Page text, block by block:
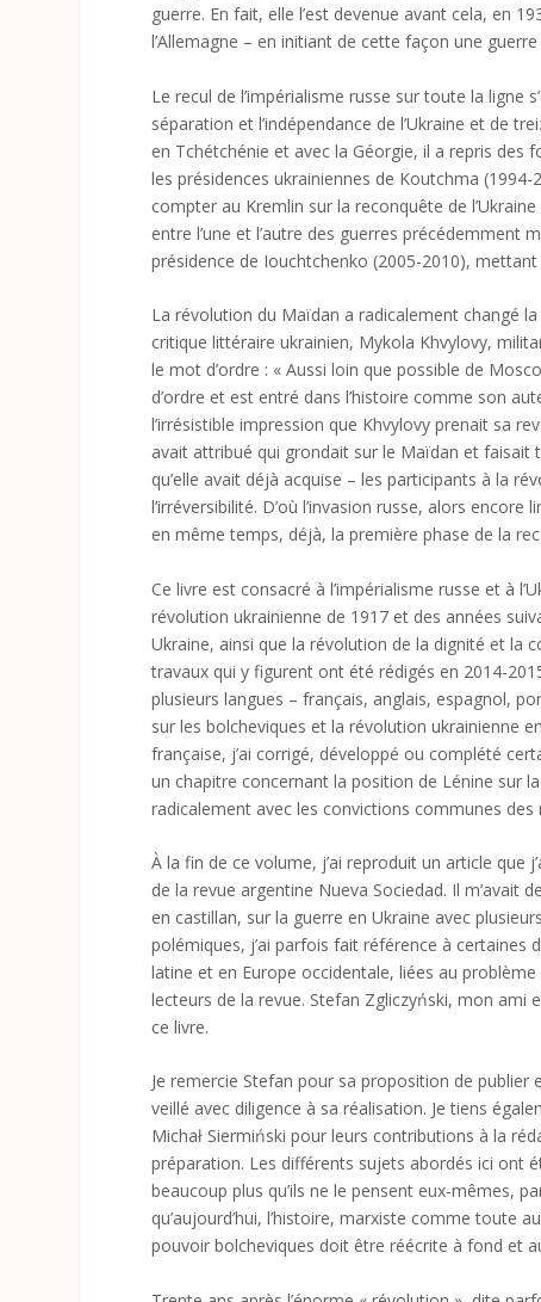
guerre. En fait, elle l’est devenue avant cela, en
l’Allemagne – en initiant de cette façon une
Le recul de l’impérialisme russe sur toute la ligne
séparation et l’indépendance de l’Ukraine et de
en Tchétchénie et avec la Géorgie, il a repris des
les présidences ukrainiennes de Koutchma
compter au Kremlin sur la reconquête de
entre l’une et l’autre des guerres précédemment
présidence de Iouchtchenko (2005-2010),
La révolution du Maïdan a radicalement changé
critique littéraire ukrainien, Mykola Khvylovy,
le mot d’ordre : « Aussi loin que possible de
d’ordre et est entré dans l’histoire comme son
l’irrésistible impression que Khvylovy prenait sa
avait attribué qui grondait sur le Maïdan et faisait
qu’elle avait déjà acquise – les participants à la
l’irréversibilité. D’où l’invasion russe, alors
en même temps, déjà, la première phase de la
Ce livre est consacré à l’impérialisme russe et à
révolution ukrainienne de 1917 et des années
Ukraine, ainsi que la révolution de la dignité et la
travaux qui y figurent ont été rédigés en 2014-
plusieurs langues – français, anglais, espagnol,
sur les bolcheviques et la révolution ukrainienne
française, j’ai corrigé, développé ou complété
un chapitre concernant la position de Lénine sur
radicalement avec les convictions communes
À la fin de ce volume, j’ai reproduit un article que
de la revue argentine Nueva Sociedad. Il m’avait
en castillan, sur la guerre en Ukraine avec
polémiques, j’ai parfois fait référence à certaines
latine et en Europe occidentale, liées au problème
lecteurs de la revue. Stefan Zgliczyński, mon
ce livre.
Je remercie Stefan pour sa proposition de publier
veillé avec diligence à sa réalisation. Je tiens
Michał Siermiński pour leurs contributions à la
préparation. Les différents sujets abordés ici ont
beaucoup plus qu’ils ne le pensent eux-mêmes,
qu’aujourd’hui, l’histoire, marxiste comme toute
pouvoir bolcheviques doit être réécrite à fond et